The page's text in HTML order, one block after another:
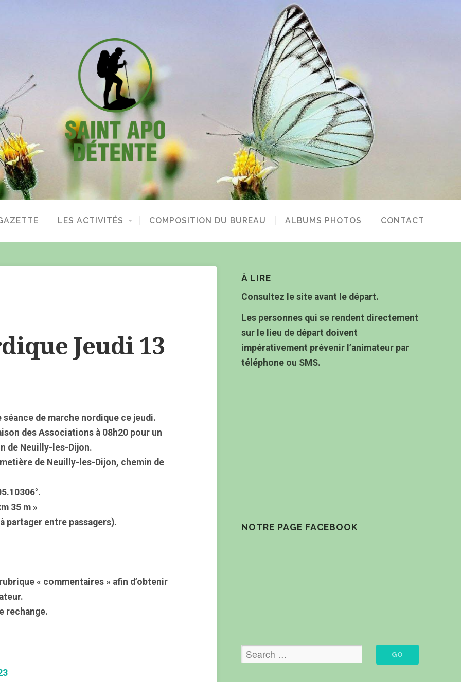
LES ACTIVITÉS COMPOSITION DU BUREAU ALBUMS PHOTOS CONTACT
Jeudi 13
de marche nordique ce jeudi.
des Associations à 08h20 pour un
de Neuilly-les-Dijon.
de Neuilly-les-Dijon, chemin de
35 m »
partager entre passagers).
« commentaires » afin d’obtenir
rechange.
À LIRE
Consultez le site avant le départ.
Les personnes qui se rendent directement
sur le lieu de départ doivent
impérativement prévenir l’animateur par
téléphone ou SMS.
NOTRE PAGE FACEBOOK